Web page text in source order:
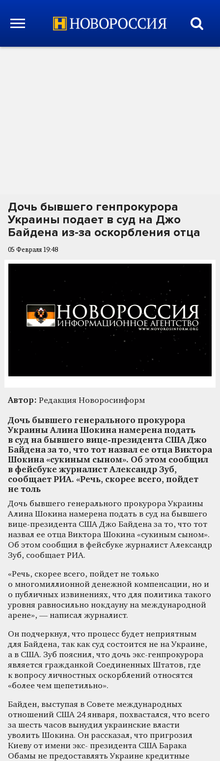
Дочь бывшего генпрокурора
Украины подает в суд на Джо
Байдена из-за оскорбления отца
05 Февраля 19:48
Автор: Редакция Новоросинформ
Дочь бывшего генерального прокурора
Украины Алина Шокина намерена подать
в суд на бывшего вице-президента США Джо
Байдена за то, что тот назвал ее отца Виктора
Шокина «сукиным сыном». Об этом сообщил
в фейсбуке журналист Александр Зуб,
сообщает РИА. «Речь, скорее всего, пойдет
не толь
Дочь бывшего генерального прокурора Украины
Алина Шокина намерена подать в суд на бывшего
вице-президента США Джо Байдена за то, что тот
назвал ее отца Виктора Шокина «сукиным сыном».
Об этом сообщил в фейсбуке журналист Александр
Зуб, сообщает РИА.
«Речь, скорее всего, пойдет не только
о многомиллионной денежной компенсации, но и
о публичных извинениях, что для политика такого
уровня равносильно нокдауну на международной
арене», — написал журналист.
Он подчеркнул, что процесс будет неприятным
для Байдена, так как суд состоится не на Украине,
а в США. Зуб пояснил, что дочь экс-генпрокурора
является гражданкой Соединенных Штатов, где
к вопросу личностных оскорблений относятся
«более чем щепетильно».
Байден, выступая в Совете международных
отношений США 24 января, похвастался, что всего
за шесть часов вынудил украинские власти
уволить Шокина. Он рассказал, что пригрозил
Киеву от имени экс- президента США Барака
Обамы не предоставлять Украине кредитные